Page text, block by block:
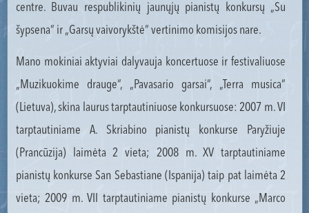
centre. Buvau respublikinių jaunųjų pianistų konkursų „Su
šypsena“ ir „Garsų vaivorykštė“ vertinimo komisijos nare.
Mano mokiniai aktyviai dalyvauja koncertuose ir festivaliuose
„Muzikuokime drauge“, „Pavasario garsai“, „Terra musica“
(Lietuva), skina laurus tarptautiniuose konkursuose: 2007 m. VI
tarptautiniame A. Skriabino pianistų konkurse Paryžiuje
(Prancūzija) laimėta 2 vieta; 2008 m. XV tarptautiniame
pianistų konkurse San Sebastiane (Ispanija) taip pat laimėta 2
vieta; 2009 m. VII tarptautiniame pianistų konkurse „Marco